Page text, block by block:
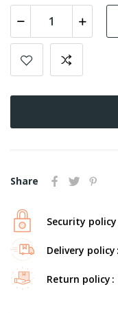
Share
Security policy
Delivery policy
Return policy